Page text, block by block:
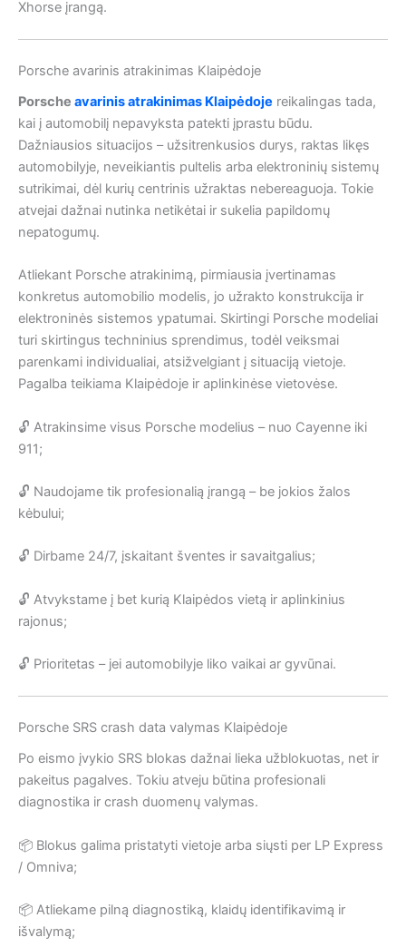
Xhorse įrangą.
Porsche avarinis atrakinimas Klaipėdoje
Porsche avarinis atrakinimas Klaipėdoje reikalingas tada,
kai į automobilį nepavyksta patekti įprastu būdu.
Dažniausios situacijos – užsitrenkusios durys, raktas likęs
automobilyje, neveikiantis pultelis arba elektroninių sistemų
sutrikimai, dėl kurių centrinis užraktas nebereaguoja. Tokie
atvejai dažnai nutinka netikėtai ir sukelia papildomų
nepatogumų.
Atliekant Porsche atrakinimą, pirmiausia įvertinamas
konkretus automobilio modelis, jo užrakto konstrukcija ir
elektroninės sistemos ypatumai. Skirtingi Porsche modeliai
turi skirtingus techninius sprendimus, todėl veiksmai
parenkami individualiai, atsižvelgiant į situaciją vietoje.
Pagalba teikiama Klaipėdoje ir aplinkinėse vietovėse.
🔓 Atrakinsime visus Porsche modelius – nuo Cayenne iki
911;
🔓 Naudojame tik profesionalią įrangą – be jokios žalos
kėbului;
🔓 Dirbame 24/7, įskaitant šventes ir savaitgalius;
🔓 Atvykstame į bet kurią Klaipėdos vietą ir aplinkinius
rajonus;
🔓 Prioritetas – jei automobilyje liko vaikai ar gyvūnai.
Porsche SRS crash data valymas Klaipėdoje
Po eismo įvykio SRS blokas dažnai lieka užblokuotas, net ir
pakeitus pagalves. Tokiu atveju būtina profesionali
diagnostika ir crash duomenų valymas.
📦 Blokus galima pristatyti vietoje arba siųsti per LP Express
/ Omniva;
📦 Atliekame pilną diagnostiką, klaidų identifikavimą ir
išvalymą;